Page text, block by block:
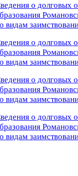
о долговых
видам
о долговых
видам
о долговых
видам
о долговых
видам